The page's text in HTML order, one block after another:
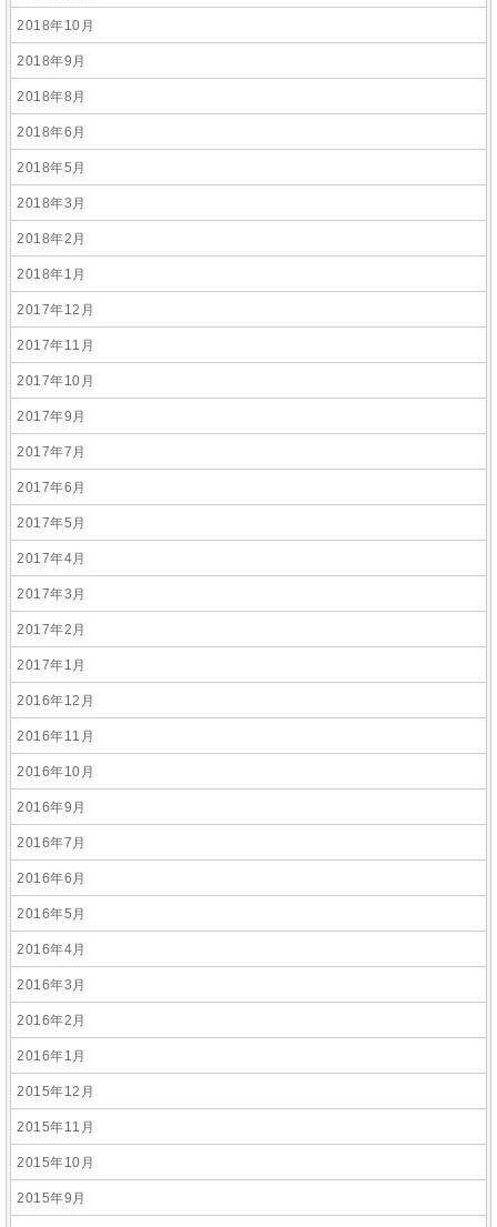
2018年10月
2018年9月
2018年8月
2018年6月
2018年5月
2018年3月
2018年2月
2018年1月
2017年12月
2017年11月
2017年10月
2017年9月
2017年7月
2017年6月
2017年5月
2017年4月
2017年3月
2017年2月
2017年1月
2016年12月
2016年11月
2016年10月
2016年9月
2016年7月
2016年6月
2016年5月
2016年4月
2016年3月
2016年2月
2016年1月
2015年12月
2015年11月
2015年10月
2015年9月